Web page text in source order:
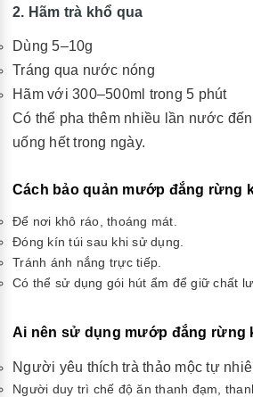
2. Hãm trà khổ qua
Dùng 5–10g
Tráng qua nước nóng
Hãm với 300–500ml trong 5 phút
Có thể pha thêm nhiều lần nước
uống hết trong ngày.
Cách bảo quản mướp đắng rừng
Để nơi khô ráo, thoáng mát.
Đóng kín túi sau khi sử dụng.
Tránh ánh nắng trực tiếp.
Có thể sử dụng gói hút ẩm để giữ chất
Ai nên sử dụng mướp đắng rừng
Người yêu thích trà thảo mộc tự
Người duy trì chế độ ăn thanh đạm,